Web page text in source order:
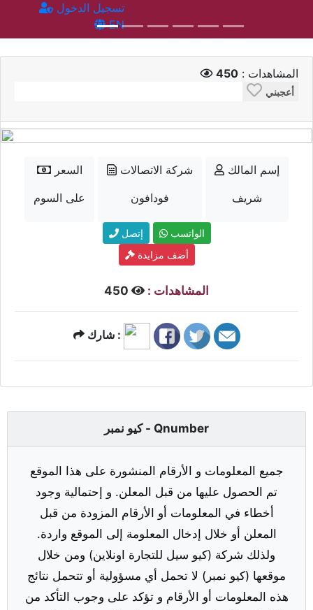
تسجيل الدخول
EN
المشاهدات : 450
أعجبني
السعر
على السوم
شركة الاتصالات
فودافون
إسم المالك
شريف
إتصل
الواتسب
أضف مزايدة
المشاهدات :
شارك :
كيو نمبر - Qnumber
جميع المعلومات و الأرقام المنشورة على هذا الموقع
تم الحصول عليها من قبل المعلن. و إحتمالية وجود
أخطاء في المعلومات أو الأرقام المزودة من قبل
المعلن أو خلال إدخال المعلومة إلى الموقع واردة.
ولذلك شركة (كيو سيل للتجارة اونلاين) ومن خلال
موقعها (كيو نمبر) لا تحمل أي مسؤولية أو تتحمل نتائج
هذه المعلومات أو الأرقام و تؤكد على وجوب التأكد من